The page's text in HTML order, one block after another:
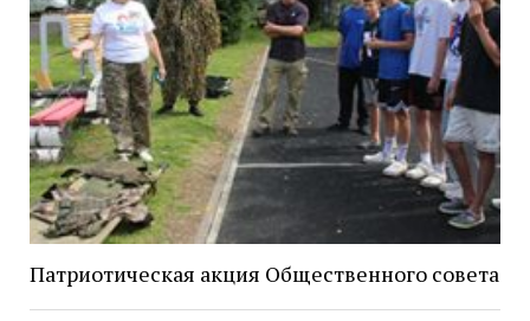
Патриотическая акция Общественного совета